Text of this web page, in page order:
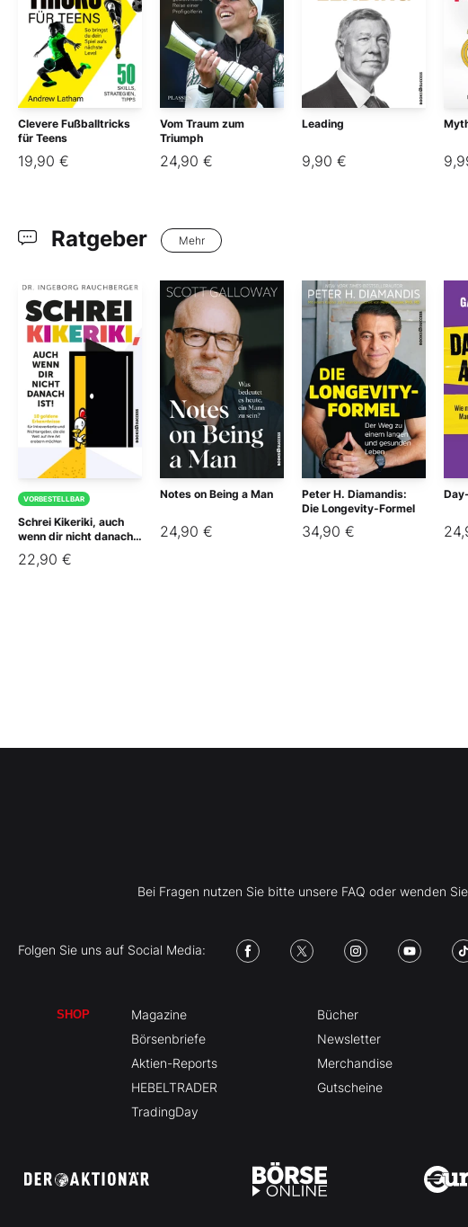
Clevere Fußballtricks
für Teens
19,90 €
Vom Traum zum
Triumph
24,90 €
Leading
9,90 €
Ratgeber Mehr
VORBESTELLBAR
Schrei Kikeriki, auch
wenn dir nicht danach
ist!
22,90 €
Notes on Being a Man
24,90 €
Peter H. Diamandis:
Die Longevity-Formel
34,90 €
Bei Fragen nutzen Sie bitte unsere FAQ oder wenden
Folgen Sie uns auf Social Media:
SHOP
Magazine
Börsenbriefe
Aktien-Reports
HEBELTRADER
TradingDay
Bücher
Newsletter
Merchandise
Gutscheine